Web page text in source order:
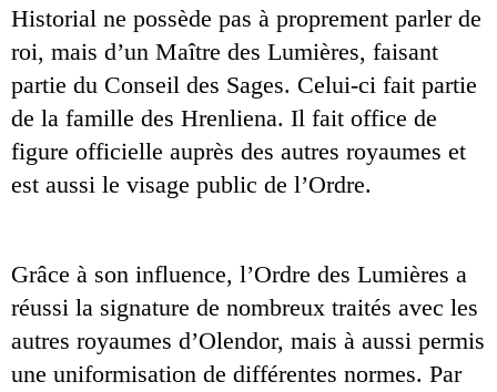
Historial ne possède pas à proprement parler de
roi, mais d’un Maître des Lumières, faisant
partie du Conseil des Sages. Celui-ci fait partie
de la famille des Hrenliena. Il fait office de
figure officielle auprès des autres royaumes et
est aussi le visage public de l’Ordre.
Grâce à son influence, l’Ordre des Lumières a
réussi la signature de nombreux traités avec les
autres royaumes d’Olendor, mais à aussi permis
une uniformisation de différentes normes. Par